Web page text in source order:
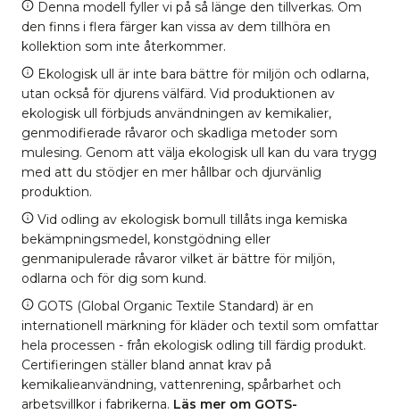
Denna modell fyller vi på så länge den tillverkas. Om
den finns i flera färger kan vissa av dem tillhöra en
kollektion som inte återkommer.
Ekologisk ull är inte bara bättre för miljön och odlarna,
utan också för djurens välfärd. Vid produktionen av
ekologisk ull förbjuds användningen av kemikalier,
genmodifierade råvaror och skadliga metoder som
mulesing. Genom att välja ekologisk ull kan du vara trygg
med att du stödjer en mer hållbar och djurvänlig
produktion.
Vid odling av ekologisk bomull tillåts inga kemiska
bekämpningsmedel, konstgödning eller
genmanipulerade råvaror vilket är bättre för miljön,
odlarna och för dig som kund.
GOTS (Global Organic Textile Standard) är en
internationell märkning för kläder och textil som omfattar
hela processen - från ekologisk odling till färdig produkt.
Certifieringen ställer bland annat krav på
kemikalieanvändning, vattenrening, spårbarhet och
arbetsvillkor i fabrikerna. Läs mer om GOTS-